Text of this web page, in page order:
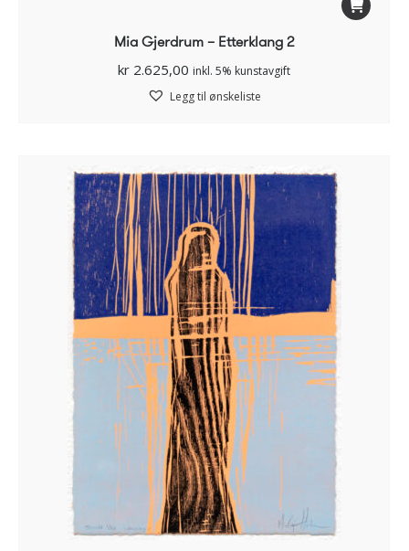
Mia Gjerdrum – Etterklang 2
kr 2.625,00 inkl. 5% kunstavgift
Legg til ønskeliste